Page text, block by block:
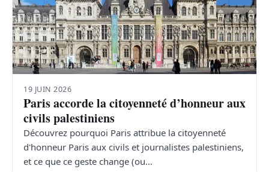
19 JUIN 2026
Paris accorde la citoyenneté d’honneur aux
civils palestiniens
Découvrez pourquoi Paris attribue la citoyenneté
d'honneur Paris aux civils et journalistes palestiniens,
et ce que ce geste change (ou…